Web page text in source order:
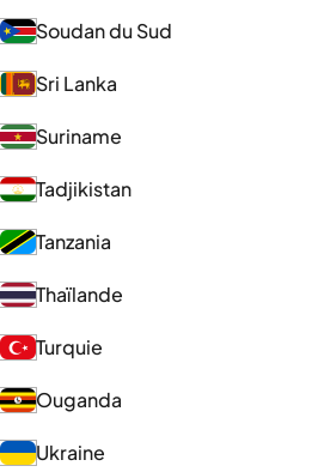
Soudan du Sud
Sri Lanka
Suriname
Tadjikistan
Tanzania
Thaïlande
Turquie
Ouganda
Ukraine